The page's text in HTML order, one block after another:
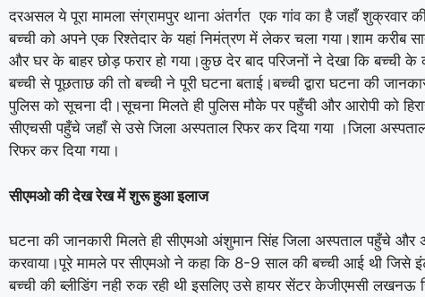
दरअसल ये पूरा मामला संग्रामपुर थाना अंतर्गत एक गांव का है जहाँ शुक्रवार
बच्ची को अपने एक रिश्तेदार के यहां निमंत्रण में लेकर चला गया।शाम करीब
और घर के बाहर छोड़ फरार हो गया।कुछ देर बाद परिजनों ने देखा कि बच्ची
बच्ची से पूछताछ की तो बच्ची ने पूरी घटना बताई।बच्ची द्वारा घटना की
पुलिस को सूचना दी।सूचना मिलते ही पुलिस मौके पर पहुँची और आरोपी को
सीएचसी पहुँचे जहाँ से उसे जिला अस्पताल रिफर कर दिया गया ।जिला
रिफर कर दिया गया।
सीएमओ की देख रेख में शुरू हुआ इलाज
घटना की जानकारी मिलते ही सीएमओ अंशुमान सिंह जिला अस्पताल पहुँचे
करवाया।पूरे मामले पर सीएमओ ने कहा कि 8-9 साल की बच्ची आई थी जिसे
बच्ची की ब्लीडिंग नही रुक रही थी इसलिए उसे हायर सेंटर केजीएमसी लखनऊ